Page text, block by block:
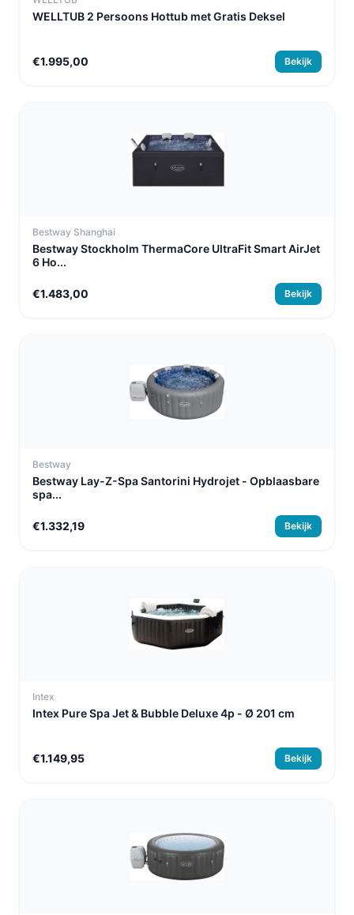
WELLTUB 2 Persoons Hottub met Gratis Deksel
€1.995,00 Bekijk
Bestway Shanghai
Bestway Stockholm ThermaCore UltraFit Smart AirJet
6 Ho...
€1.483,00 Bekijk
Bestway
Bestway Lay-Z-Spa Santorini Hydrojet - Opblaasbare
spa...
€1.332,19 Bekijk
Intex
Intex Pure Spa Jet & Bubble Deluxe 4p - Ø 201 cm
€1.149,95 Bekijk